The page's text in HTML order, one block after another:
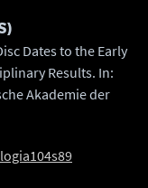
Dates to the Early
Results. In:
Akademie der